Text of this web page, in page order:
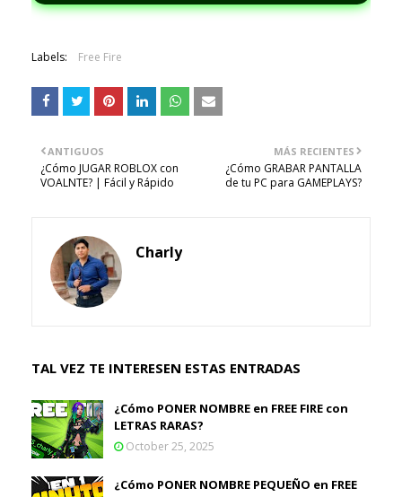
Labels: Free Fire
MÁS RECIENTES
¿Cómo GRABAR PANTALLA
de tu PC para GAMEPLAYS?
ANTIGUOS
¿Cómo JUGAR ROBLOX con
VOALNTE? | Fácil y Rápido
Charly
TAL VEZ TE INTERESEN ESTAS ENTRADAS
¿Cómo PONER NOMBRE en FREE FIRE con
LETRAS RARAS?
October 25, 2025
¿Cómo PONER NOMBRE PEQUEÑO en FREE